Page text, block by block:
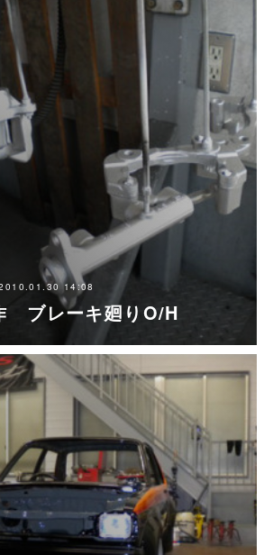
14:08
ブレーキ廻りO/H